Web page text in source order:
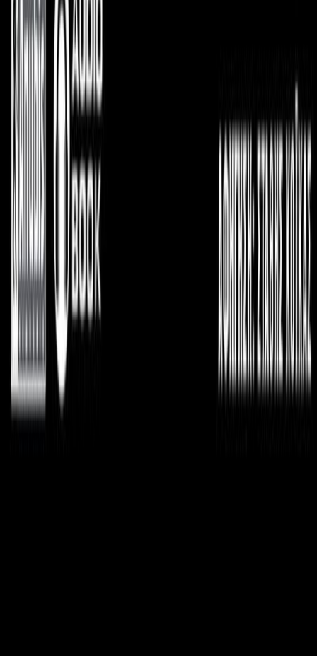
Δώρο για κάποιον ξεχωριστό
Χάρισε απεριόριστες ακροάσεις βιβλίων στους αγαπημένους σου.
Αγόρασε online και στείλε ψηφιακά τη δωροκάρτα.
Χάρισε μια Δωροκάρτα